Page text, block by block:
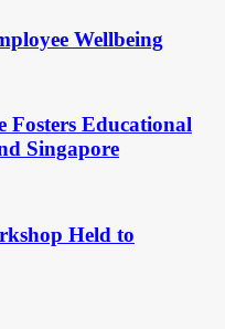
Wellbeing
Fosters Educational
Singapore
Held to